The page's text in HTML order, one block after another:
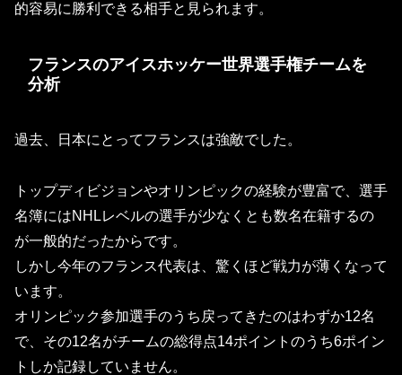
的容易に勝利できる相手と見られます。
フランスのアイスホッケー世界選手権チームを
分析
過去、日本にとってフランスは強敵でした。
トップディビジョンやオリンピックの経験が豊富で、選手
名簿にはNHLレベルの選手が少なくとも数名在籍するの
が一般的だったからです。
しかし今年のフランス代表は、驚くほど戦力が薄くなって
います。
オリンピック参加選手のうち戻ってきたのはわずか12名
で、その12名がチームの総得点14ポイントのうち6ポイン
トしか記録していません。